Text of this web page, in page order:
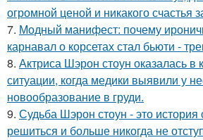
огромной ценой и никакого счастья
7. Модный манифест: почему
карнавал о корсетах стал бьюти -
8. Актриса Шэрон стоун оказалась в
ситуации, когда медики выявили у
новообразование в груди.
9. Судьба Шэрон стоун - это
решиться и больше никогда не